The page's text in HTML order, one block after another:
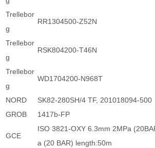
Trellebor
g
RR1304500-Z52N
Trellebor
g
RSK804200-T46N
Trellebor
g
WD1704200-N968T
NORD
SK82-280SH/4 TF, 201018094-500
GROB
1417b-FP
GCE
ISO 3821-OXY 6.3mm 2MPa
a (20 BAR) length:50m